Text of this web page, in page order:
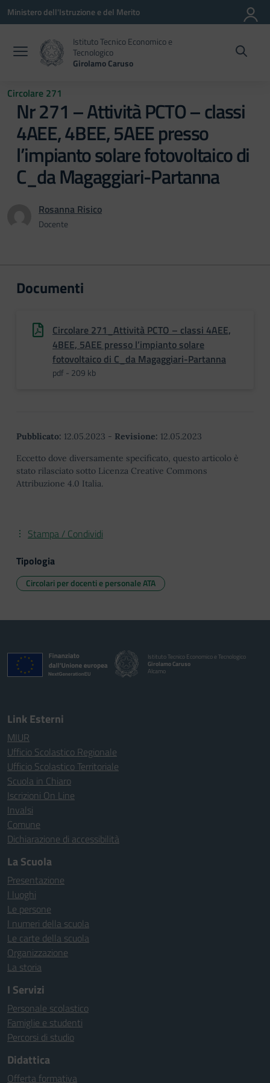
Vai ai contenuti
Vai al menu di navigazione
Vai al footer
Ministero dell'Istruzione e del Merito
Istituto Tecnico Economico e
Tecnologico
Girolamo Caruso
Circolare 271
Nr 271 – Attività PCTO – classi
4AEE, 4BEE, 5AEE presso
l’impianto solare fotovoltaico di
C_da Magaggiari-Partanna
Rosanna Risico
Docente
Documenti
Circolare 271_Attività PCTO – classi 4AEE,
4BEE, 5AEE presso l’impianto solare
fotovoltaico di C_da Magaggiari-Partanna
pdf - 209 kb
Pubblicato: 12.05.2023 - Revisione: 12.05.2023
Eccetto dove diversamente specificato, questo articolo è
stato rilasciato sotto Licenza Creative Commons
Attribuzione 4.0 Italia.
Stampa / Condividi
Tipologia
Circolari per docenti e personale ATA
Istituto Tecnico Economico e Tecnologico
Girolamo Caruso
Alcamo
Link Esterni
MIUR
Ufficio Scolastico Regionale
Ufficio Scolastico Territoriale
Scuola in Chiaro
Iscrizioni On Line
Invalsi
Comune
Dichiarazione di accessibilità
La Scuola
Presentazione
I luoghi
Le persone
I numeri della scuola
Le carte della scuola
Organizzazione
La storia
I Servizi
Personale scolastico
Famiglie e studenti
Percorsi di studio
Didattica
Offerta formativa